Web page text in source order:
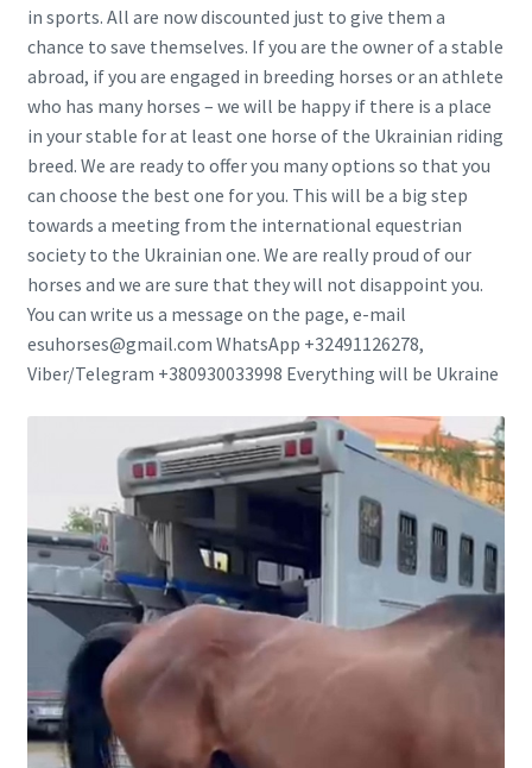
in sports. All are now discounted just to give them a
chance to save themselves. If you are the owner of a stable
abroad, if you are engaged in breeding horses or an athlete
who has many horses – we will be happy if there is a place
in your stable for at least one horse of the Ukrainian riding
breed. We are ready to offer you many options so that you
can choose the best one for you. This will be a big step
towards a meeting from the international equestrian
society to the Ukrainian one. We are really proud of our
horses and we are sure that they will not disappoint you.
You can write us a message on the page, e-mail
esuhorses@gmail.com WhatsApp +32491126278,
Viber/Telegram +380930033998 Everything will be Ukraine